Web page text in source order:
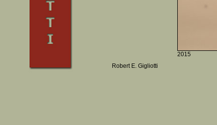
2015
Robert E. Gigliotti